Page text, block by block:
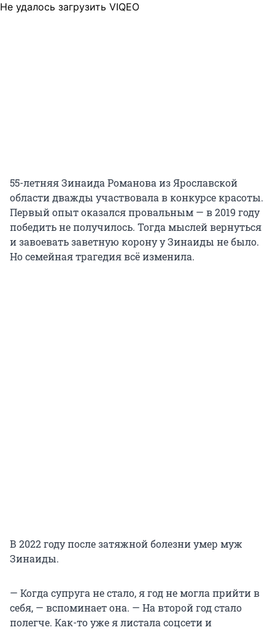
Не удалось загрузить VIQEO
55-летняя Зинаида Романова из Ярославской
области дважды участвовала в конкурсе красоты.
Первый опыт оказался провальным — в 2019 году
победить не получилось. Тогда мыслей вернуться
и завоевать заветную корону у Зинаиды не было.
Но семейная трагедия всё изменила.
В 2022 году после затяжной болезни умер муж
Зинаиды.
— Когда супруга не стало, я год не могла прийти в
себя, — вспоминает она. — На второй год стало
полегче. Как-то уже я листала соцсети и